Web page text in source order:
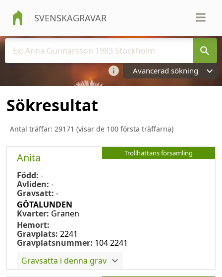
SVENSKAGRAVAR
Avancerad sökning
Sökresultat
Antal träffar: 29171 (visar de 100 första träffarna)
Trollhättans församling
Anita
Född: -
Avliden: -
Gravsatt: -
GÖTALUNDEN
Kvarter: Granen
Hemort:
Gravplats: 2241
Gravplatsnummer: 104 2241
Gravsatta i denna grav